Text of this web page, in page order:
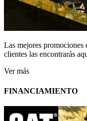
Las mejores promociones
clientes las encontrarás
Ver más
FINANCIAMIENTO